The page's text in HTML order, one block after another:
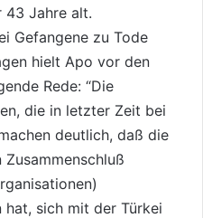
43 Jahre alt.
Gefangene zu Tode
hielt Apo vor den
Rede: “Die
die in letzter Zeit bei
deutlich, daß die
Zusammenschluß
hat, sich mit der Türkei